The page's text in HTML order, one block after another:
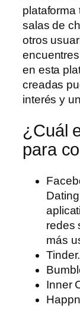
plataforma
salas de
otros
en esta
creadas
interés y
¿Cuál
para
redes
más
Tinder.
Inner